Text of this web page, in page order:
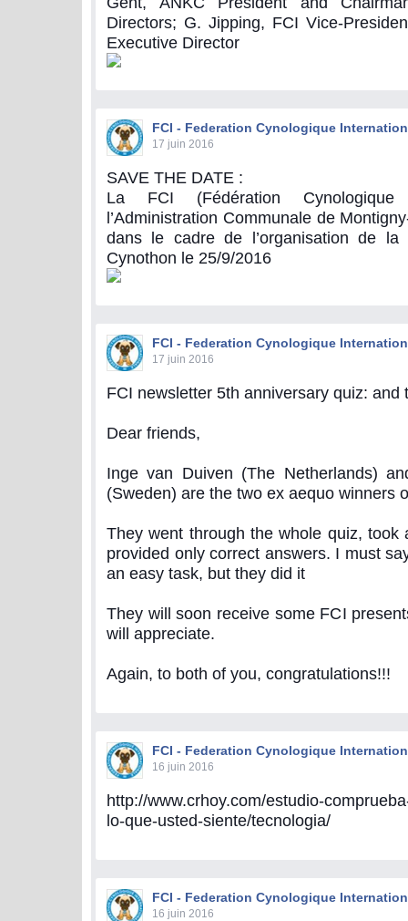
Directors; G. Jipping, FCI Vice-
Executive Director
FCI - Federation Cynologique
17 juin 2016
SAVE THE DATE :
La FCI (Fédération Cynologique
l’Administration Communale de
dans le cadre de l’organisation de la
Cynothon le 25/9/2016
FCI - Federation Cynologique
17 juin 2016
FCI newsletter 5th anniversary quiz:
Dear friends,
Inge van Duiven (The Netherlands)
(Sweden) are the two ex aequo winners
They went through the whole quiz, took
provided only correct answers. I must
an easy task, but they did it
They will soon receive some FCI
will appreciate.
Again, to both of you, congratulations!!!
FCI - Federation Cynologique
16 juin 2016
http://www.crhoy.com/estudio-
lo-que-usted-siente/tecnologia/
FCI - Federation Cynologique
16 juin 2016